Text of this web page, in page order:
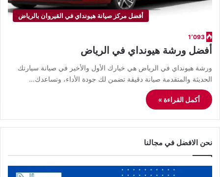
أفضل مركز صيانة هيونداي في القيروان بالرياض
1٬093
أفضل ورشة هيونداي في الرياض
ورشة هيونداي في الرياض هي خيارك الأول والأخير في صيانة سيارتك
الحديثة والمتقدمة صيانة دقيقة تضمن لك جودة الأداء، وتساعدك…
أكمل القراءة »
نحن الافضل في مجالنا